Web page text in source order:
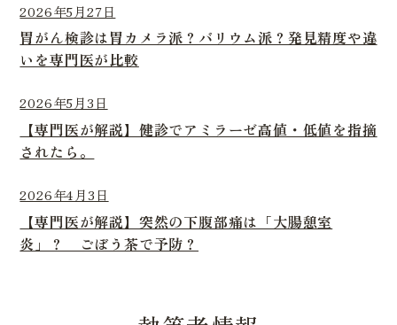
2026年5月27日
胃がん検診は胃カメラ派？バリウム派？発見精度や違
いを専門医が比較
2026年5月3日
【専門医が解説】健診でアミラーゼ高値・低値を指摘
されたら。
2026年4月3日
【専門医が解説】突然の下腹部痛は「大腸憩室
炎」？ ごぼう茶で予防？